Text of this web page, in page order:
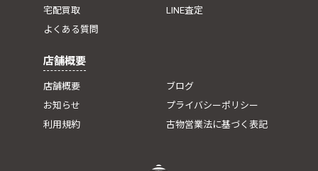
宅配買取
LINE査定
よくある質問
店舗概要
店舗概要
ブログ
お知らせ
プライバシーポリシー
利用規約
古物営業法に基づく表記